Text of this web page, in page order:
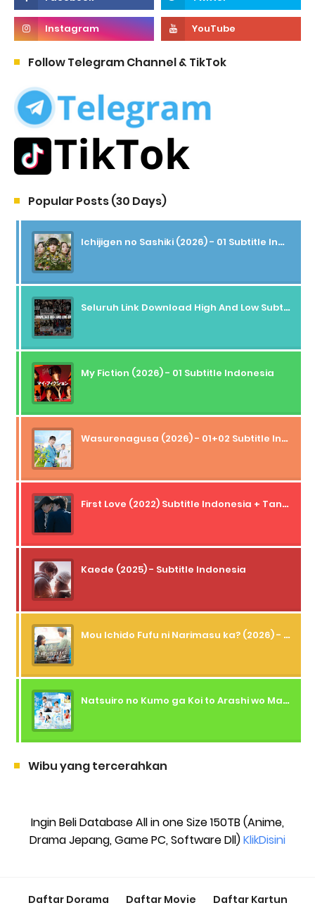
Follow Telegram Channel & TikTok
Popular Posts (30 Days)
Ichijigen no Sashiki (2026) - 01 Subtitle Indonesia
Seluruh Link Download High And Low Subtitle Indonesia
My Fiction (2026) - 01 Subtitle Indonesia
Wasurenagusa (2026) - 01+02 Subtitle Indonesia
First Love (2022) Subtitle Indonesia + Tanpa Iklan + Streaming + 1080p
Kaede (2025) - Subtitle Indonesia
Mou Ichido Fufu ni Narimasu ka? (2026) - 01 Subtitle Indonesia
Natsuiro no Kumo ga Koi to Arashi wo Makiokosu (2026) - 01 Subtitle Indonesia
Wibu yang tercerahkan
Ingin Beli Database All in one Size 150TB (Anime,
Drama Jepang, Game PC, Software Dll)KlikDisini
Daftar Dorama Daftar Movie Daftar Kartun